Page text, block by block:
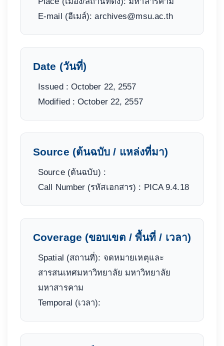
E-mail (อีเมล์): archives@msu.ac.th
Date (วันที่)
Issued : October 22, 2557
Modified : October 22, 2557
Source (ต้นฉบับ / แหล่งที่มา)
Source (ต้นฉบับ) :
Call Number (รหัสเอกสาร) : PICA 9.4.18
Coverage (ขอบเขต / พื้นที่ / เวลา)
Spatial (สถานที่): จดหมายเหตุและ
สารสนเทศมหาวิทยาลัย มหาวิทยาลัย
มหาสารคาม
Temporal (เวลา):